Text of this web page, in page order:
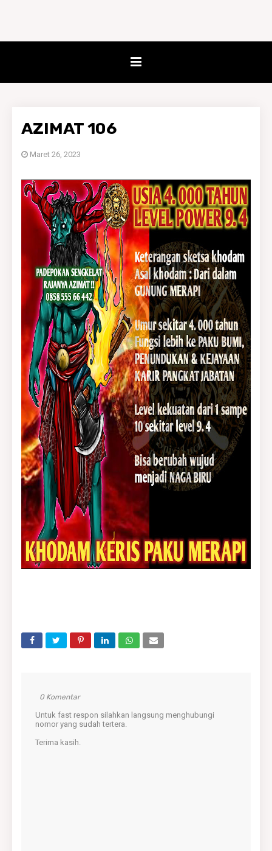
AZIMAT 106
Maret 26, 2023
0 Komentar
Untuk fast respon silahkan langsung menghubungi
nomor yang sudah tertera.
Terima kasih.